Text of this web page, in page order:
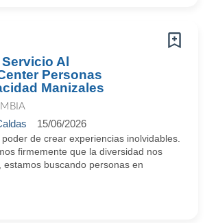
Al
Personas
Manizales
15/06/2026
de crear experiencias inolvidables.
firmemente que la diversidad nos
estamos buscando personas en